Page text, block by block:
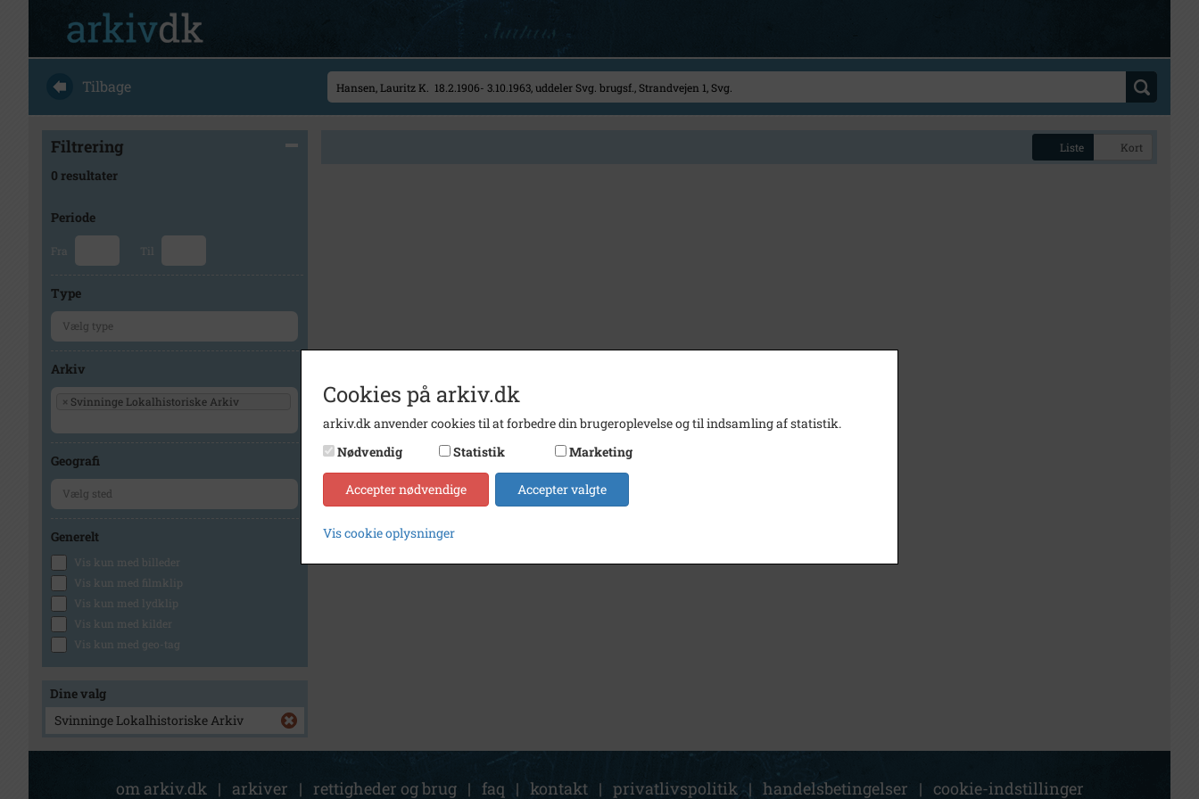
Tilbage
Filtrering
0 resultater
Periode
Fra Til
Type
Arkiv
× Svinninge Lokalhistoriske Arkiv
Geografi
Generelt
Vis kun med billeder
Vis kun med filmklip
Vis kun med lydklip
Vis kun med kilder
Vis kun med geo-tag
Dine valg
Svinninge Lokalhistoriske Arkiv
Liste Kort
om arkiv.dk | arkiver | rettigheder og brug | faq | kontakt | privatlivspolitik | handelsbetingelser | cookie-indstillinger
Cookies på arkiv.dk
arkiv.dk anvender cookies til at forbedre din brugeroplevelse og til indsamling af statistik.
Nødvendig
Statistik Marketing
Accepter nødvendige Accepter valgte
Vis cookie oplysninger